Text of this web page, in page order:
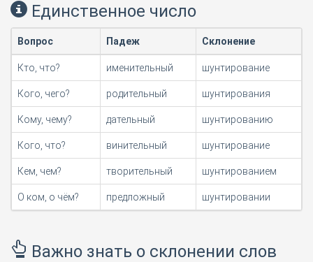
Единственное число
Вопрос Падеж Склонение
Кто, что? именительный шунтирование
Кого, чего? родительный шунтирования
Кому, чему? дательный шунтированию
Кого, что? винительный шунтирование
Кем, чем? творительный шунтированием
О ком, о чём? предложный шунтировании
Важно знать о склонении слов